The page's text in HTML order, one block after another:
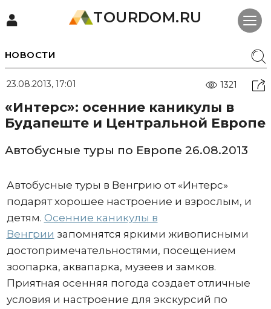
TOURDOM.RU
НОВОСТИ
23.08.2013, 17:01 1321
«Интерс»: осенние каникулы в
Будапеште и Центральной Европе
Автобусные туры по Европе 26.08.2013
Автобусные туры в Венгрию от «Интерс»
подарят хорошее настроение и взрослым, и
детям. Осенние каникулы в
Венгрии запомнятся яркими живописными
достопримечательностями, посещением
зоопарка, аквапарка, музеев и замков.
Приятная осенняя погода создает отличные
условия и настроение для экскурсий по